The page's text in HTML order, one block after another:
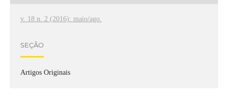
v. 18 n. 2 (2016): maio/ago.
SEÇÃO
Artigos Originais